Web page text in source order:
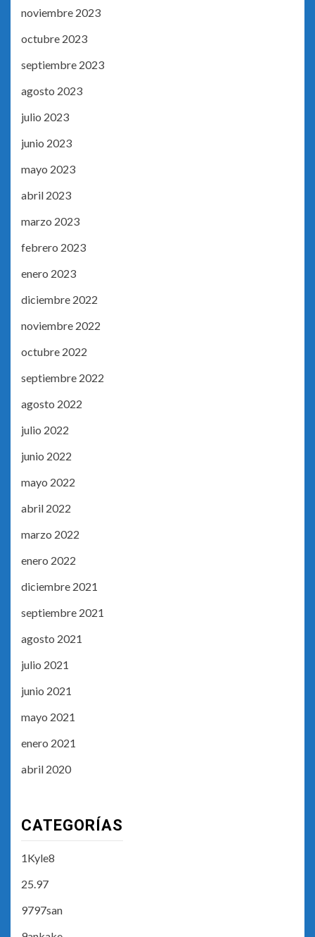
noviembre 2023
octubre 2023
septiembre 2023
agosto 2023
julio 2023
junio 2023
mayo 2023
abril 2023
marzo 2023
febrero 2023
enero 2023
diciembre 2022
noviembre 2022
octubre 2022
septiembre 2022
agosto 2022
julio 2022
junio 2022
mayo 2022
abril 2022
marzo 2022
enero 2022
diciembre 2021
septiembre 2021
agosto 2021
julio 2021
junio 2021
mayo 2021
enero 2021
abril 2020
CATEGORÍAS
1Kyle8
25.97
9797san